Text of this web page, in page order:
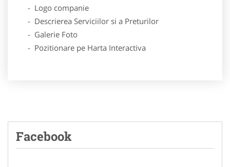
- Logo companie
- Descrierea Serviciilor si a Preturilor
- Galerie Foto
- Pozitionare pe Harta Interactiva
Facebook